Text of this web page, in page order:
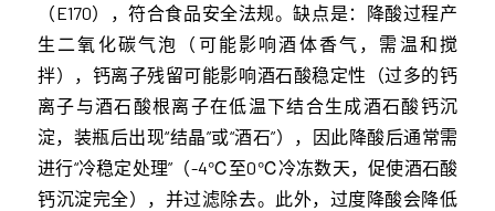
（E170），符合食品安全法规。缺点是：降酸过程产
生二氧化碳气泡（可能影响酒体香气，需温和搅
拌），钙离子残留可能影响酒石酸稳定性（过多的钙
离子与酒石酸根离子在低温下结合生成酒石酸钙沉
淀，装瓶后出现“结晶”或“酒石”），因此降酸后通常需
进行“冷稳定处理”（-4℃至0℃冷冻数天，促使酒石酸
钙沉淀完全），并过滤除去。此外，过度降酸会降低